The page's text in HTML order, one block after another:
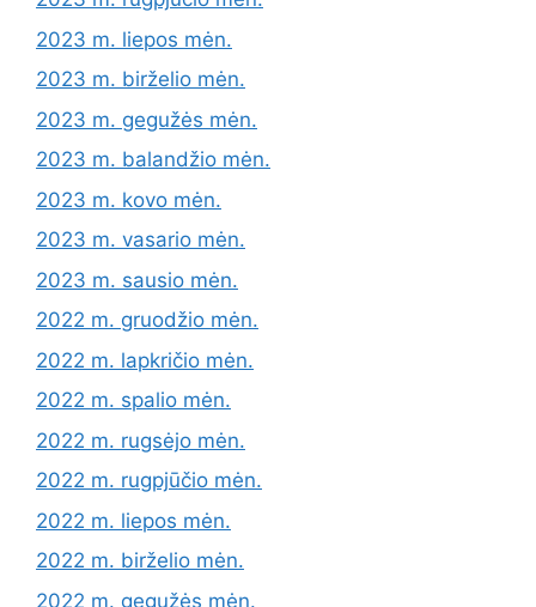
2023 m. liepos mėn.
2023 m. birželio mėn.
2023 m. gegužės mėn.
2023 m. balandžio mėn.
2023 m. kovo mėn.
2023 m. vasario mėn.
2023 m. sausio mėn.
2022 m. gruodžio mėn.
2022 m. lapkričio mėn.
2022 m. spalio mėn.
2022 m. rugsėjo mėn.
2022 m. rugpjūčio mėn.
2022 m. liepos mėn.
2022 m. birželio mėn.
2022 m. gegužės mėn.